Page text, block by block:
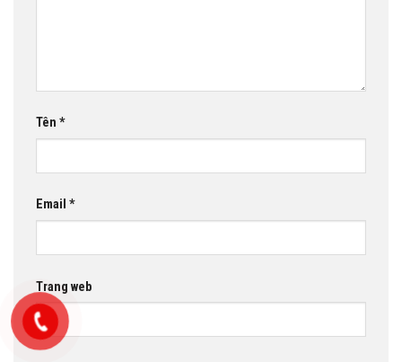
Tên *
Email *
Trang web